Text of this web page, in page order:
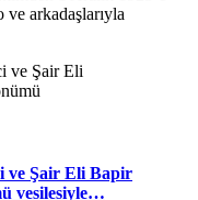
arkadaşlarıyla
ve Şair Eli Bapir
vesilesiyle…